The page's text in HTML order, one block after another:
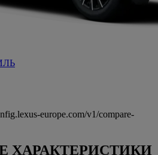
europe.com/v1/compare-
ХАРАКТЕРИСТИКИ